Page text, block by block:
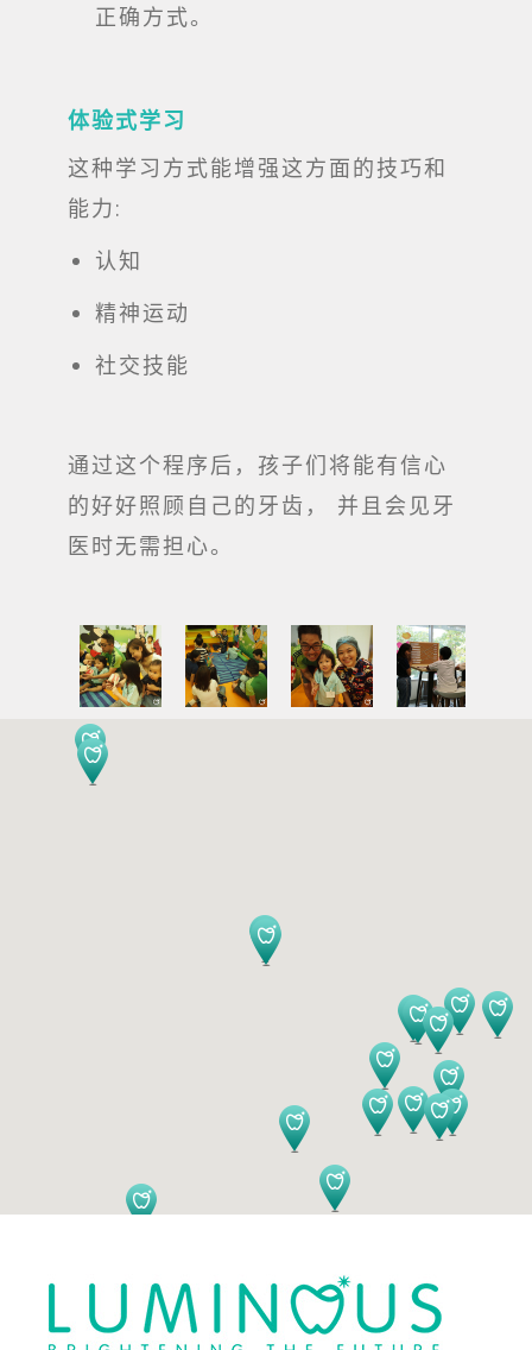
正确方式。
体验式学习
这种学习方式能增强这方面的技巧和
能力:
认知
精神运动
社交技能
通过这个程序后，孩子们将能有信心
的好好照顾自己的牙齿， 并且会见牙
医时无需担心。